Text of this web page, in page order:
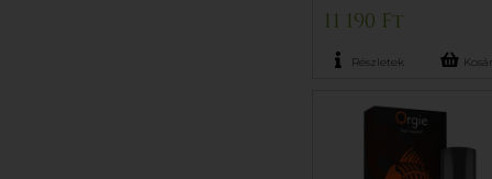
11 190 Ft
Részletek